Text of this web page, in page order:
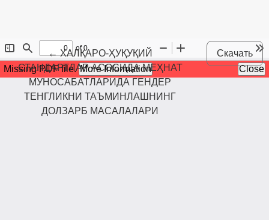
←Maqola tafsilotlariga qaytish
ХАЛҚАРО-ҲУҚУҚИЙ
СТАНДАРТЛАР АСОСИДА МЕҲНАТ
МУНОСАБАТЛАРИДА ГЕНДЕР
ТЕНГЛИКНИ ТАЪМИНЛАШНИНГ
ДОЛЗАРБ МАСАЛАЛАРИ
Скачать